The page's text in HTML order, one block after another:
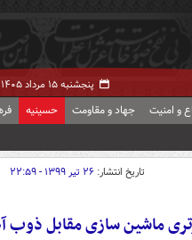
پنجشنبه ۱۵ مرداد ۱۴۰۵ -
و امنیت جهاد و مقاومت حسینیه
تاریخ انتشار: ۲۶ تیر ۱۳۹۹ - ۲۲:۵۹
ماشین سازی مقابل ذوب